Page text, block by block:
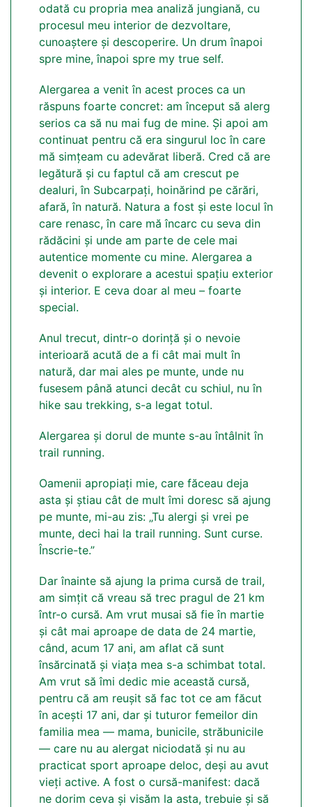
odată cu propria mea analiză jungiană, cu
procesul meu interior de dezvoltare,
cunoaștere și descoperire. Un drum înapoi
spre mine, înapoi spre my true self.
Alergarea a venit în acest proces ca un
răspuns foarte concret: am început să alerg
serios ca să nu mai fug de mine. Și apoi am
continuat pentru că era singurul loc în care
mă simțeam cu adevărat liberă. Cred că are
legătură și cu faptul că am crescut pe
dealuri, în Subcarpați, hoinărind pe cărări,
afară, în natură. Natura a fost și este locul în
care renasc, în care mă încarc cu seva din
rădăcini și unde am parte de cele mai
autentice momente cu mine. Alergarea a
devenit o explorare a acestui spațiu exterior
și interior. E ceva doar al meu – foarte
special.
Anul trecut, dintr-o dorință și o nevoie
interioară acută de a fi cât mai mult în
natură, dar mai ales pe munte, unde nu
fusesem până atunci decât cu schiul, nu în
hike sau trekking, s-a legat totul.
Alergarea și dorul de munte s-au întâlnit în
trail running.
Oamenii apropiați mie, care făceau deja
asta și știau cât de mult îmi doresc să ajung
pe munte, mi-au zis: „Tu alergi și vrei pe
munte, deci hai la trail running. Sunt curse.
Înscrie-te.”
Dar înainte să ajung la prima cursă de trail,
am simțit că vreau să trec pragul de 21 km
într-o cursă. Am vrut musai să fie în martie
și cât mai aproape de data de 24 martie,
când, acum 17 ani, am aflat că sunt
însărcinată și viața mea s-a schimbat total.
Am vrut să îmi dedic mie această cursă,
pentru că am reușit să fac tot ce am făcut
în acești 17 ani, dar și tuturor femeilor din
familia mea — mama, bunicile, străbunicile
— care nu au alergat niciodată și nu au
practicat sport aproape deloc, deși au avut
vieți active. A fost o cursă-manifest: dacă
ne dorim ceva și visăm la asta, trebuie și să